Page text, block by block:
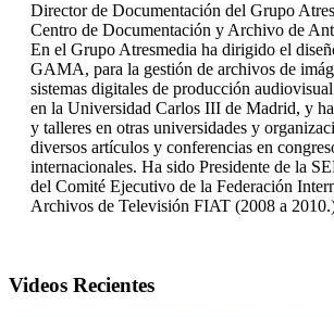
Director de Documentación del Grupo
Centro de Documentación y Archivo de
En el Grupo Atresmedia ha dirigido el
GAMA, para la gestión de archivos de
sistemas digitales de producción
en la Universidad Carlos III de Madrid, y
y talleres en otras universidades y
diversos artículos y conferencias en
internacionales. Ha sido Presidente de la
del Comité Ejecutivo de la Federación
Archivos de Televisión FIAT (2008 a
Videos Recientes